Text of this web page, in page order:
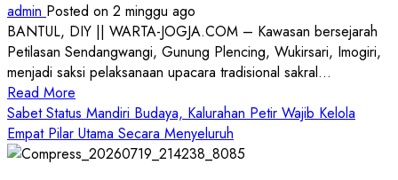
admin Posted on 2 minggu ago
BANTUL, DIY || WARTA-JOGJA.COM – Kawasan bersejarah
Petilasan Sendangwangi, Gunung Plencing, Wukirsari, Imogiri,
menjadi saksi pelaksanaan upacara tradisional sakral...
Read More
more
about
Dihadiri
Sabet Status Mandiri Budaya, Kalurahan Petir Wajib Kelola
Empat Pilar Utama Secara Menyeluruh